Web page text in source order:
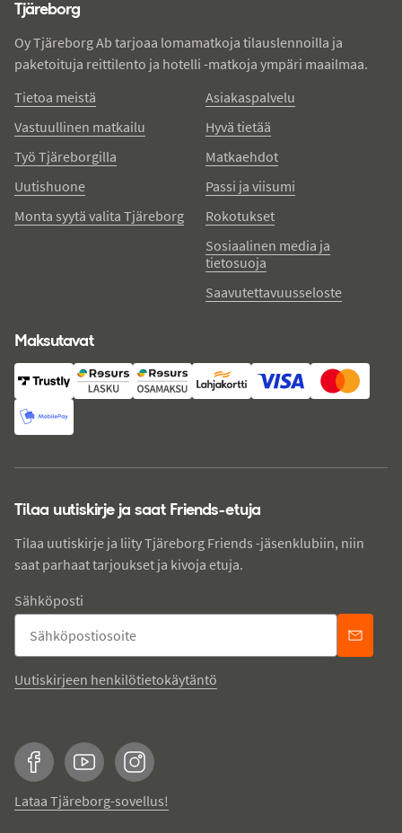
Tjäreborg
Oy Tjäreborg Ab tarjoaa lomamatkoja tilauslennoilla ja
paketoituja reittilento ja hotelli -matkoja ympäri maailmaa.
Tietoa meistä
Vastuullinen matkailu
Työ Tjäreborgilla
Uutishuone
Monta syytä valita Tjäreborg
Asiakaspalvelu
Hyvä tietää
Matkaehdot
Passi ja viisumi
Rokotukset
Sosiaalinen media ja
tietosuoja
Saavutettavuusseloste
Maksutavat
Tilaa uutiskirje ja saat Friends-etuja
Tilaa uutiskirje ja liity Tjäreborg Friends -jäsenklubiin, niin
saat parhaat tarjoukset ja kivoja etuja.
Sähköposti
Uutiskirjeen henkilötietokäytäntö
FacebookYouTubeInstagram
Lataa Tjäreborg-sovellus!